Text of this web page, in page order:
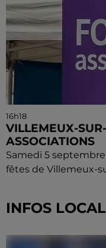
16h18
VILLEMEUX-
ASSOCIATIONS
Samedi 5 septembre
fêtes de Villemeux-
INFOS